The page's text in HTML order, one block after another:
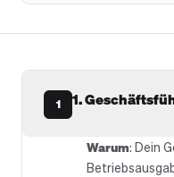
1 1.
Warum: Dein